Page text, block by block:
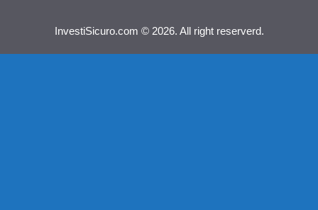
InvestiSicuro.com © 2026. All right reserverd.